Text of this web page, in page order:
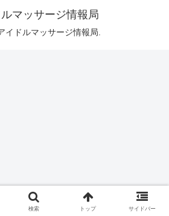
マッサージ情報局
イドルマッサージ情報局.
検索 トップ サイドバー